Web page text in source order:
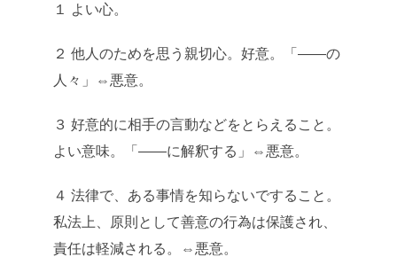
１ よい心。
２ 他人のためを思う親切心。好意。「――の
人々」⇔悪意。
３ 好意的に相手の言動などをとらえること。
よい意味。「――に解釈する」⇔悪意。
４ 法律で、ある事情を知らないですること。
私法上、原則として善意の行為は保護され、
責任は軽減される。⇔悪意。